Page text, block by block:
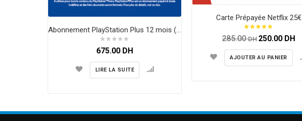
Abonnement PlayStation Plus 12 mois (FR) Essential
675.00 DH
LIRE LA SUITE
Carte Prépayée Netflix 25€
285.00DH 250.00 DH
AJOUTER AU PANIER